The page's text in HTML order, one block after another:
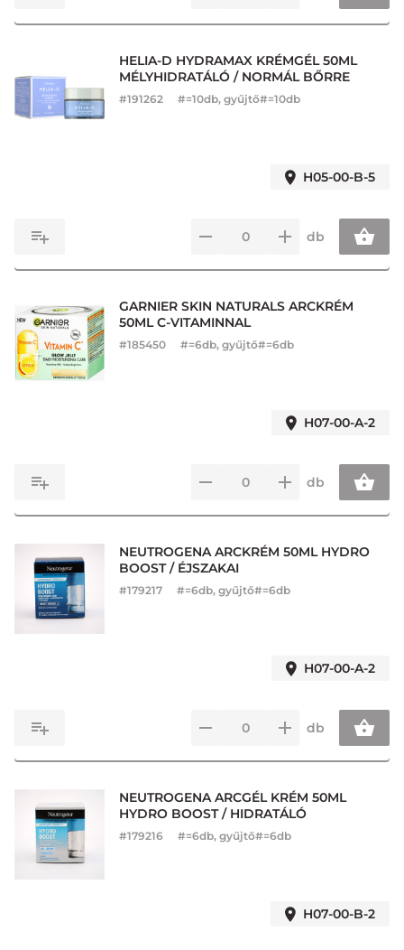
HELIA-D HYDRAMAX KRÉMGÉL 50ML
MÉLYHIDRATÁLÓ / NORMÁL BŐRRE
#191262 #=10db, gyűjtő#=10db
H05-00-B-5
db
GARNIER SKIN NATURALS ARCKRÉM
50ML C-VITAMINNAL
#185450 #=6db, gyűjtő#=6db
H07-00-A-2
db
NEUTROGENA ARCKRÉM 50ML HYDRO
BOOST / ÉJSZAKAI
#179217 #=6db, gyűjtő#=6db
H07-00-A-2
db
NEUTROGENA ARCGÉL KRÉM 50ML
HYDRO BOOST / HIDRATÁLÓ
#179216 #=6db, gyűjtő#=6db
H07-00-B-2